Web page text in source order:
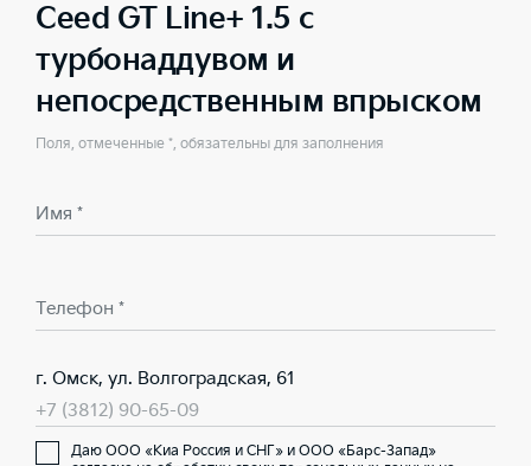
Ceed GT Line+ 1.5 с
турбонаддувом и
непосредственным впрыском
Поля, отмеченные *, обязательны для заполнения
Имя *
Телефон *
г. Омск, ул. Волгоградская, 61
+7 (3812) 90-65-09
Даю ООО «Киа Россия и СНГ» и ООО «Барс-Запад»